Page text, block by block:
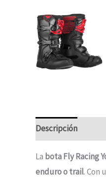
Descripción
La bota Fly Racing
enduro o trail. Con